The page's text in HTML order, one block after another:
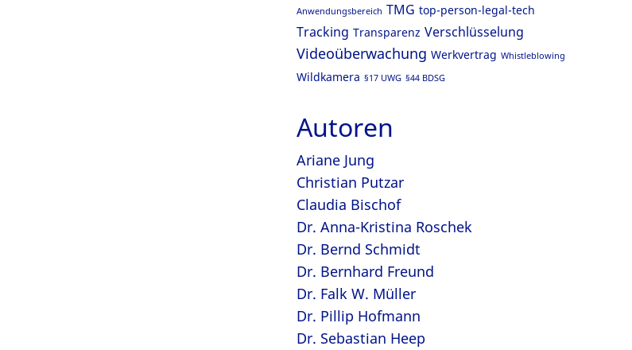
Anwendungsbereich TMG top-person-legal-tech
Tracking Transparenz Verschlüsselung
Videoüberwachung Werkvertrag Whistleblowing
Wildkamera §17 UWG §44 BDSG
Autoren
Ariane Jung
Christian Putzar
Claudia Bischof
Dr. Anna-Kristina Roschek
Dr. Bernd Schmidt
Dr. Bernhard Freund
Dr. Falk W. Müller
Dr. Pillip Hofmann
Dr. Sebastian Heep